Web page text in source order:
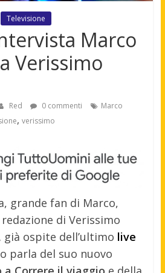
Televisione
Marco
Verissimo
Red 0 commenti
Marco
, verissimo
grande fan di Marco,
di Verissimo
già ospite dell’ultimo live
parla del suo nuovo